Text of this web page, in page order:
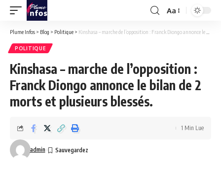
Font
Resizer
Aa
Plume Infos > Blog > Politique > Kinshasa – marche de l’opposition : Franck Diongo annonce le bilan de 2 morts et plusieurs blessés.
POLITIQUE
Kinshasa – marche de l’opposition :
Franck Diongo annonce le bilan de 2
morts et plusieurs blessés.
admin
1 Min Lue